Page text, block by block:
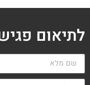
לתיאום